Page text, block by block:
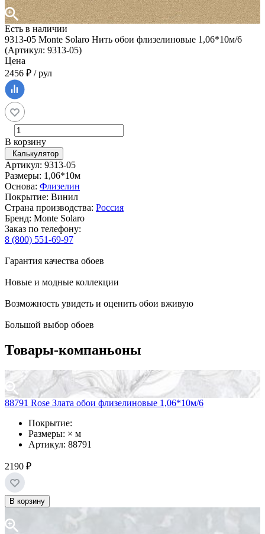
Есть в наличии
9313-05 Monte Solaro Нить обои флизелиновые 1,06*10м/6
(Артикул: 9313-05)
Цена
2456 ₽ / рул
В корзину
Калькулятор
Артикул: 9313-05
Размеры: 1,06*10м
Основа: Флизелин
Покрытие: Винил
Страна производства: Россия
Бренд: Monte Solaro
Заказ по телефону:
8 (800) 551-69-97
Гарантия качества обоев
Новые и модные коллекции
Возможность увидеть и оценить обои вживую
Большой выбор обоев
Товары-компаньоны
88791 Rose Злата обои флизелиновые 1,06*10м/6
Покрытие:
Размеры: × м
Артикул: 88791
2190 ₽
В корзину